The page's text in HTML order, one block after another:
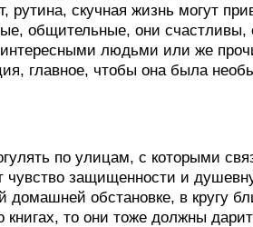
рутина, скучная жизнь могут
общительные, они счастливы,
интересными людьми или же
главное, чтобы она была
по улицам, с которыми
чувство защищенности и
обстановке, в кругу
то они тоже должны